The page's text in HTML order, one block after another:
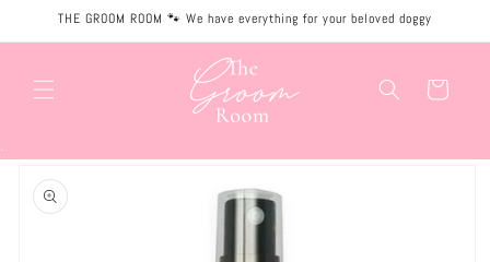
naar de
content
THE GROOM ROOM 🐾 We have everything for your beloved doggy
Winkelwagen
.
productinformatie